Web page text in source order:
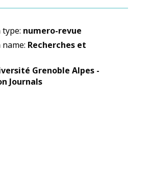
type numero-revue
Recherches et
Grenoble Alpes -
Journals